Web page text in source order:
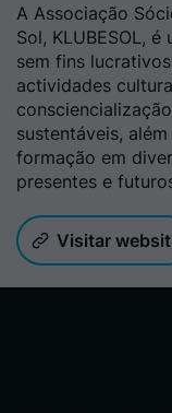
A Associação
Sol, KLUBESOL,
sem fins
actividades
sustentáveis,
formação em
presentes e
Visitar